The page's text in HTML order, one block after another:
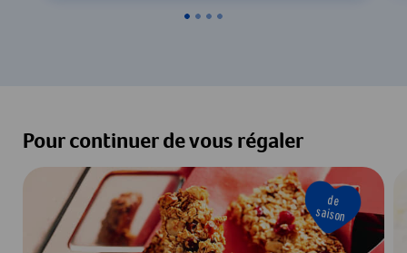
Pour continuer de vous régaler
de
saison